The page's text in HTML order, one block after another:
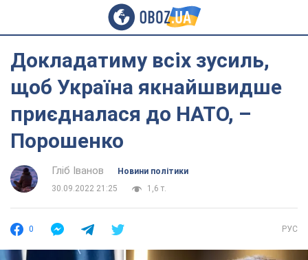
Докладатиму всіх зусиль,
щоб Україна якнайшвидше
приєдналася до НАТО, –
Порошенко
Гліб Іванов
Новини політики
30.09.2022 21:25
1,6 т.
0 РУС